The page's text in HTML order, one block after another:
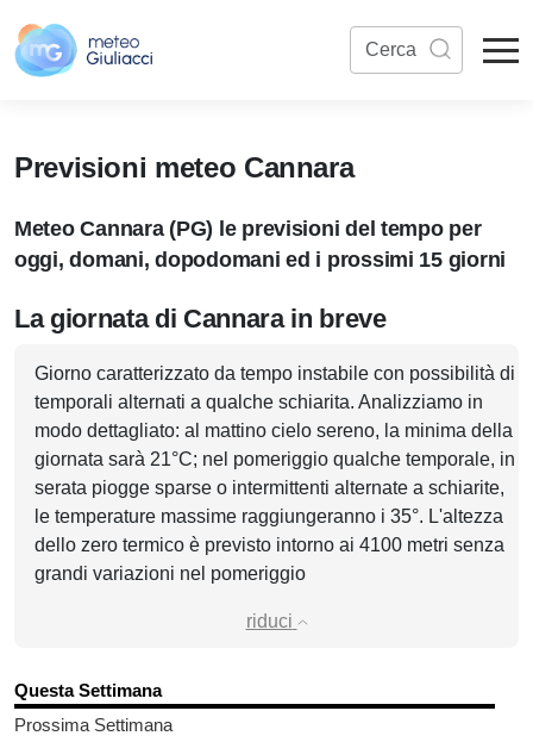
Previsioni meteo Cannara
Meteo Cannara (PG) le previsioni del tempo per
oggi, domani, dopodomani ed i prossimi 15 giorni
La giornata di Cannara in breve
Giorno caratterizzato da tempo instabile con possibilità di
temporali alternati a qualche schiarita. Analizziamo in
modo dettagliato: al mattino cielo sereno, la minima della
giornata sarà 21°C; nel pomeriggio qualche temporale, in
serata piogge sparse o intermittenti alternate a schiarite,
le temperature massime raggiungeranno i 35°. L'altezza
dello zero termico è previsto intorno ai 4100 metri senza
grandi variazioni nel pomeriggio
riduci
Questa Settimana
Prossima Settimana